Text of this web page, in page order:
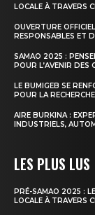
LOCALE À TRAVERS
OUVERTURE
RESPONSABLES ET
SAMAO 2025 :
POUR L’AVENIR DES
LE BUMIGEB SE
POUR LA
AIRE BURKINA :
INDUSTRIELS,
LES PLUS LUS
PRÉ-SAMAO 2025 :
LOCALE À TRAVERS